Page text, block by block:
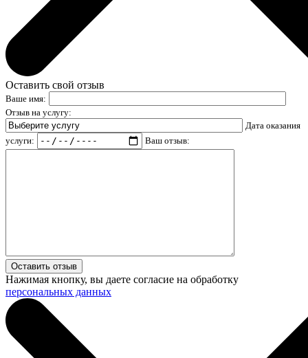
Оставить свой отзыв
Ваше имя:
Отзыв на услугу:
Дата оказания
услуги:
Ваш отзыв:
Нажимая кнопку, вы даете согласие на обработку
персональных данных